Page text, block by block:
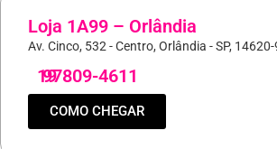
Loja 1A99 – Orlândia
Av. Cinco, 532 - Centro, Orlândia - SP,
19
97809-4611
COMO CHEGAR